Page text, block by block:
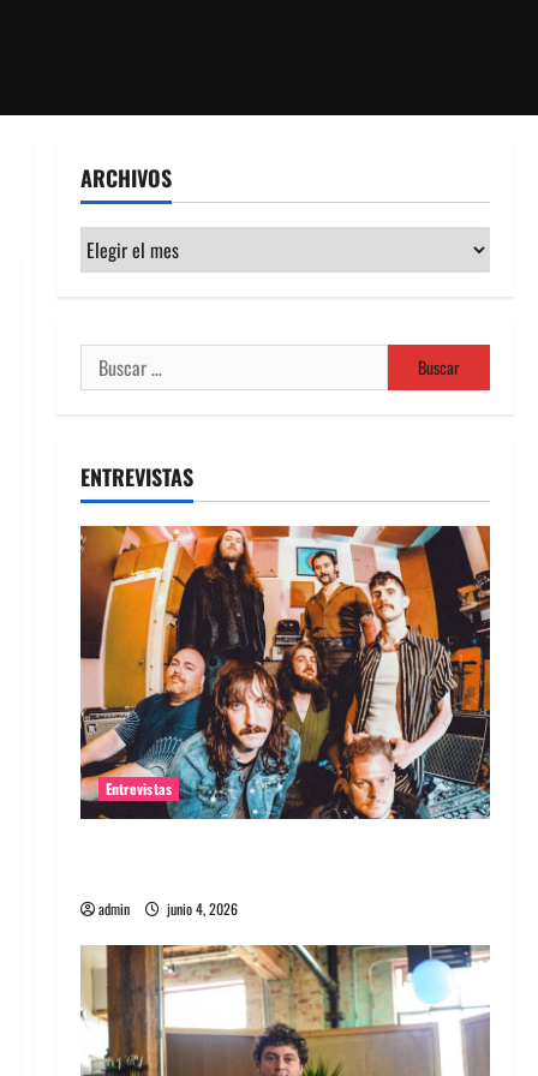
ARCHIVOS
Archivos
Buscar:
ENTREVISTAS
Entrevistas
admin junio 4, 2026